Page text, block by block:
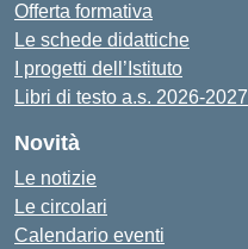
Offerta formativa
Le schede didattiche
I progetti dell’Istituto
Libri di testo a.s. 2026-2027
Novità
Le notizie
Le circolari
Calendario eventi